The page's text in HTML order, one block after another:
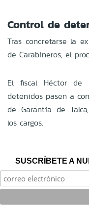
Control de
Tras concretarse la
de Carabineros, el
El fiscal Héctor de
detenidos pasen a
de Garantía de
los cargos.
SUSCRÍBETE A